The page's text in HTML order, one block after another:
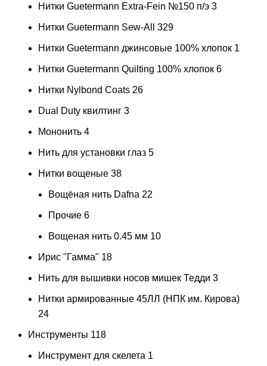
Нитки Guetermann Extra-Fein №150 п/э 3
Нитки Guetermann Sew-All 329
Нитки Guetermann джинсовые 100% хлопок 1
Нитки Guetermann Quilting 100% хлопок 6
Нитки Nylbond Coats 26
Dual Duty квилтинг 3
Мононить 4
Нить для установки глаз 5
Нитки вощеные 38
Вощёная нить Dafna 22
Прочие 6
Вощеная нить 0.45 мм 10
Ирис "Гамма" 18
Нить для вышивки носов мишек Тедди 3
Нитки армированные 45ЛЛ (НПК им. Кирова)
24
Инструменты 118
Инструмент для скелета 1